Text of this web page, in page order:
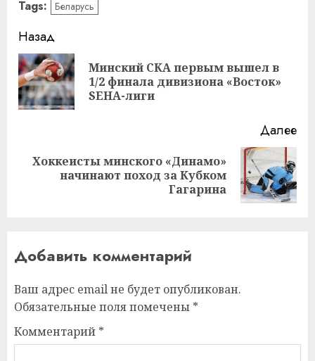
Tags: Беларусь
Навигация
записи
Назад
Минский СКА первым вышел в
1/2 финала дивизиона «Восток»
SEHA-лиги
Далее
Следующая
Хоккеисты минского «Динамо»
начинают поход за Кубком
Гагарина
Добавить комментарий
Ваш адрес email не будет опубликован.
Обязательные поля помечены *
Комментарий *